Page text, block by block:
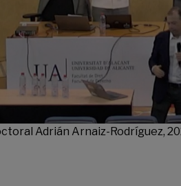
Adrián Arnaiz-Rodríguez,